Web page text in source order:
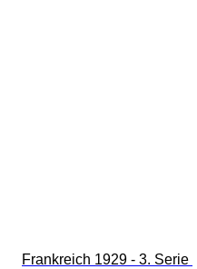
Frankreich 1929 - 3. Serie